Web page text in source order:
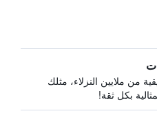
من ملايين النزلاء، مثلك
بكل ثقة!